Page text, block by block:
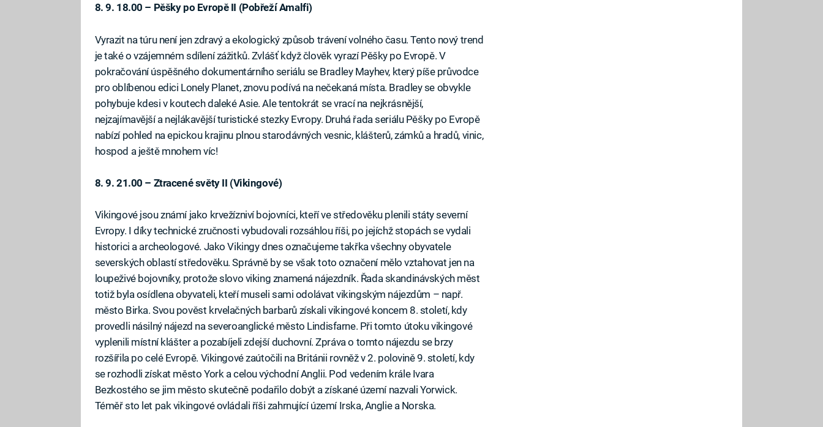
8. 9. 18.00 – Pěšky po Evropě II (Pobřeží Amalfi)
Vyrazit na túru není jen zdravý a ekologický způsob trávení volného času. Tento nový trend
je také o vzájemném sdílení zážitků. Zvlášť když člověk vyrazí Pěšky po Evropě. V
pokračování úspěšného dokumentárního seriálu se Bradley Mayhev, který píše průvodce
pro oblíbenou edici Lonely Planet, znovu podívá na nečekaná místa. Bradley se obvykle
pohybuje kdesi v koutech daleké Asie. Ale tentokrát se vrací na nejkrásnější,
nejzajímavější a nejlákavější turistické stezky Evropy. Druhá řada seriálu Pěšky po Evropě
nabízí pohled na epickou krajinu plnou starodávných vesnic, klášterů, zámků a hradů, vinic,
hospod a ještě mnohem víc!
8. 9. 21.00 – Ztracené světy II (Vikingové)
Vikingové jsou známí jako krvežízniví bojovníci, kteří ve středověku plenili státy severní
Evropy. I díky technické zručnosti vybudovali rozsáhlou říši, po jejíchž stopách se vydali
historici a archeologové. Jako Vikingy dnes označujeme takřka všechny obyvatele
severských oblastí středověku. Správně by se však toto označení mělo vztahovat jen na
loupeživé bojovníky, protože slovo viking znamená nájezdník. Řada skandinávských měst
totiž byla osídlena obyvateli, kteří museli sami odolávat vikingským nájezdům – např.
město Birka. Svou pověst krvelačných barbarů získali vikingové koncem 8. století, kdy
provedli násilný nájezd na severoanglické město Lindisfarne. Při tomto útoku vikingové
vyplenili místní klášter a pozabíjeli zdejší duchovní. Zpráva o tomto nájezdu se brzy
rozšířila po celé Evropě. Vikingové zaútočili na Británii rovněž v 2. polovině 9. století, kdy
se rozhodli získat město York a celou východní Anglii. Pod vedením krále Ivara
Bezkostého se jim město skutečně podařilo dobýt a získané území nazvali Yorwick.
Téměř sto let pak vikingové ovládali říši zahrnující území Irska, Anglie a Norska.